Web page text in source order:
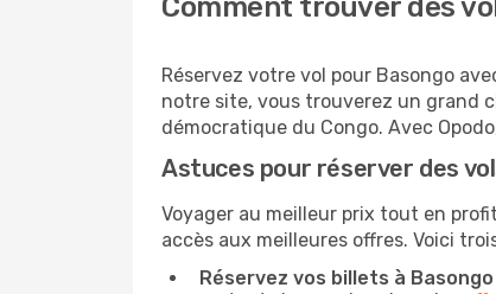
Comment trouver des
Réservez votre vol pour Basongo
notre site, vous trouverez un grand
démocratique du Congo. Avec
Astuces pour réserver des
Voyager au meilleur prix tout en
accès aux meilleures offres. Voici
Réservez vos billets à